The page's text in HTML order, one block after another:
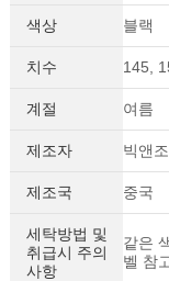
색상 블랙
치수 145,
계절 여름
제조자 빅앤
제조국 중국
세탁방법 및
취급시 주의
사항
같은
벨 참